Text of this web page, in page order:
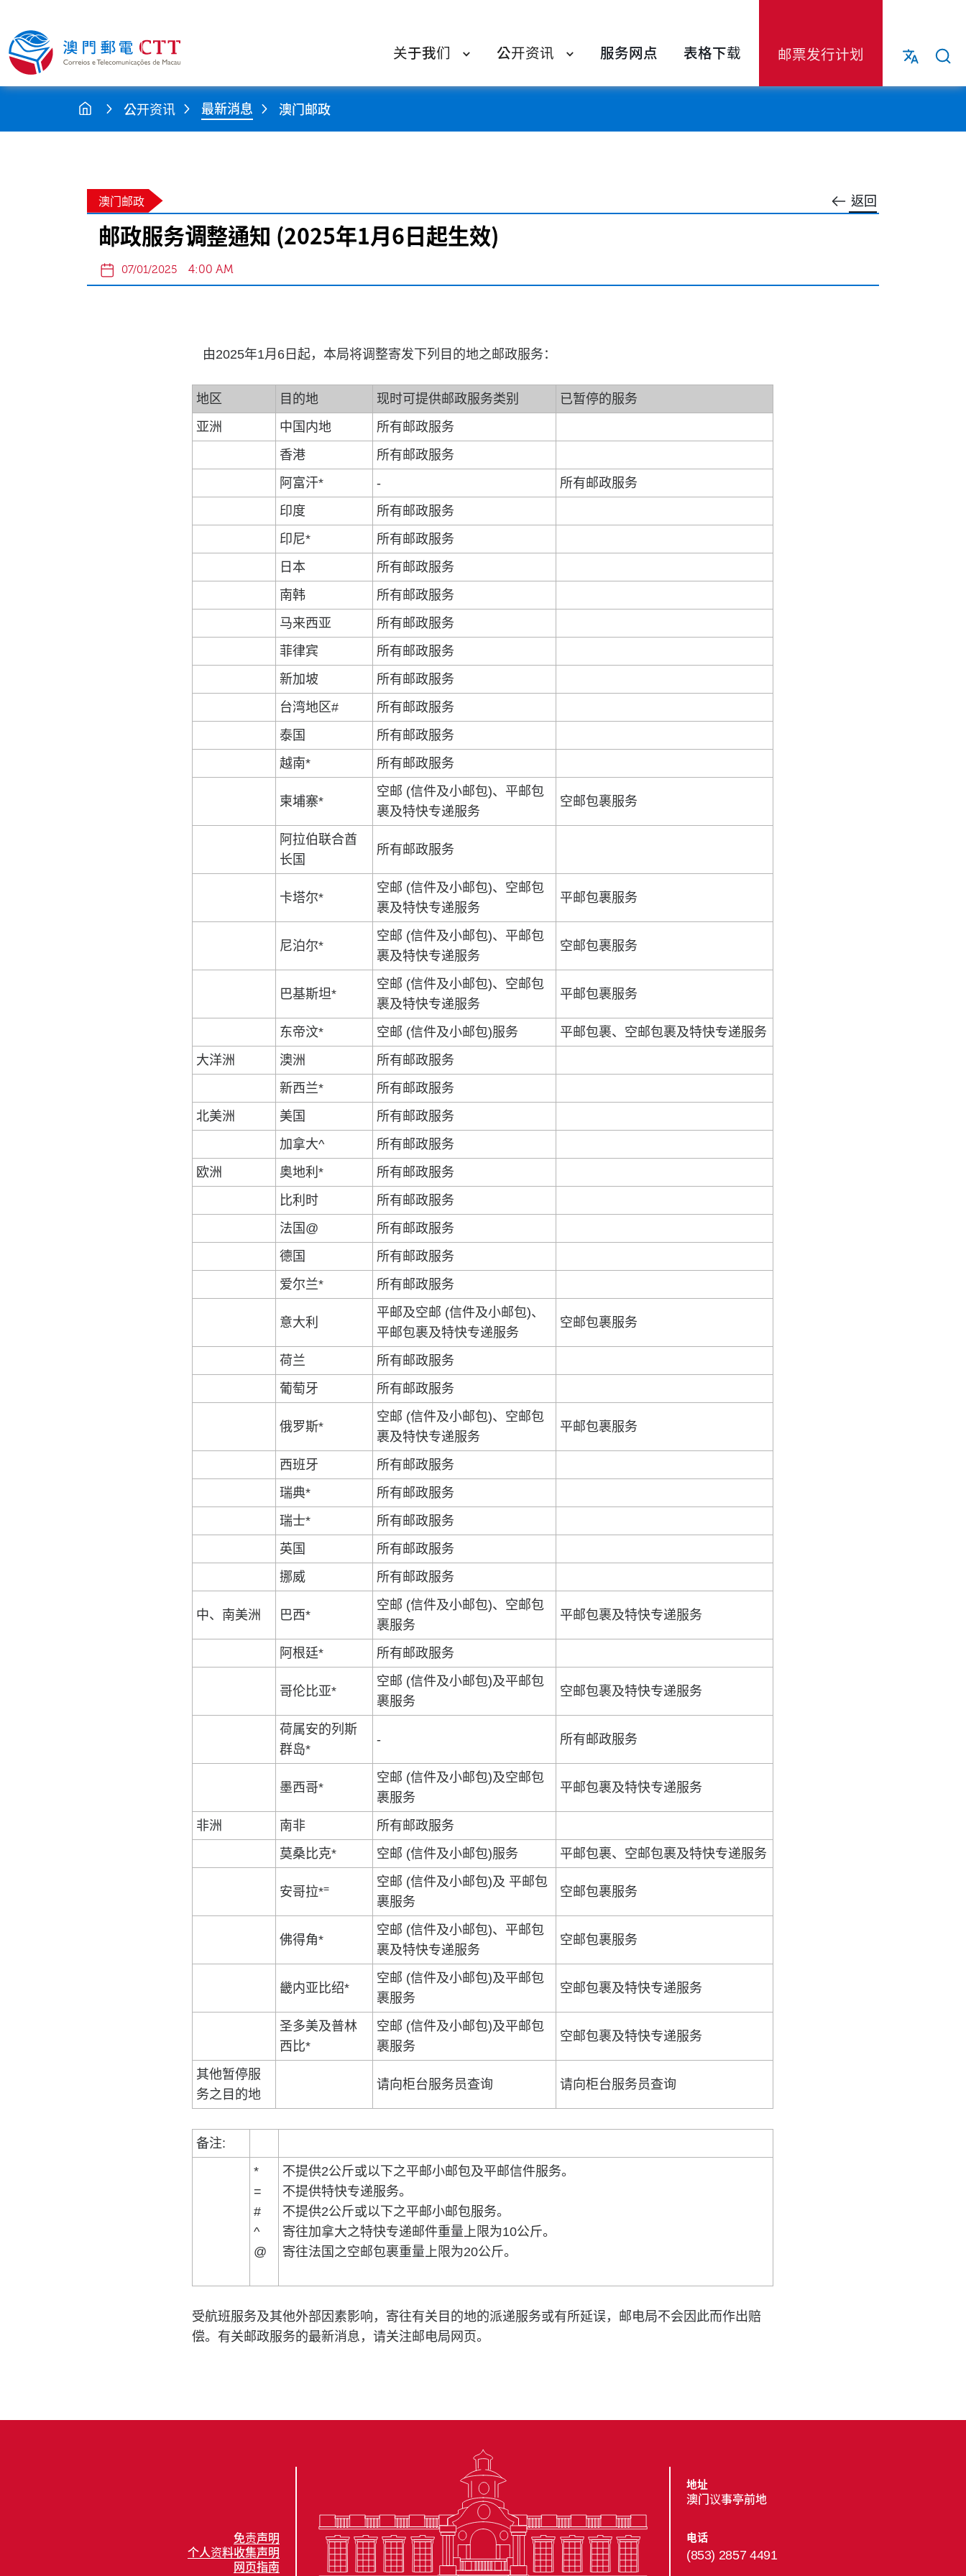
关于我们 公开资讯 服务网点 表格下载 邮票发行计划
公开资讯 最新消息 澳门邮政
返回
澳门邮政
邮政服务调整通知 (2025年1月6日起生效)
07/01/2025 4:00 AM
由2025年1月6日起，本局将调整寄发下列目的地之邮政服务：
地区 目的地 现时可提供邮政服务类别
已暂停的服务
亚洲
中国内地
所有邮政服务
香港
所有邮政服务
阿富汗*
-
所有邮政服务
印度
所有邮政服务
印尼*
所有邮政服务
日本
所有邮政服务
南韩
所有邮政服务
马来西亚
所有邮政服务
菲律宾
所有邮政服务
新加坡
所有邮政服务
台湾地区#
所有邮政服务
泰国
所有邮政服务
越南*
所有邮政服务
柬埔寨*
空邮 (信件及小邮包)、平邮包
裹及特快专递服务
空邮包裹服务
阿拉伯联合酋
长国
所有邮政服务
卡塔尔*
空邮 (信件及小邮包)、空邮包
裹及特快专递服务
平邮包裹服务
尼泊尔*
空邮 (信件及小邮包)、平邮包
裹及特快专递服务
空邮包裹服务
巴基斯坦*
空邮 (信件及小邮包)、空邮包
裹及特快专递服务
平邮包裹服务
东帝汶* 空邮 (信件及小邮包)服务
平邮包裹、空邮包裹及特快专递服务
大洋洲
澳洲
所有邮政服务
新西兰*
所有邮政服务
北美洲
美国
所有邮政服务
加拿大^
所有邮政服务
欧洲
奥地利*
所有邮政服务
比利时
所有邮政服务
法国@
所有邮政服务
德国
所有邮政服务
爱尔兰*
所有邮政服务
意大利
平邮及空邮 (信件及小邮包)、
平邮包裹及特快专递服务
空邮包裹服务
荷兰
所有邮政服务
葡萄牙
所有邮政服务
俄罗斯*
空邮 (信件及小邮包)、空邮包
裹及特快专递服务
平邮包裹服务
西班牙
所有邮政服务
瑞典*
所有邮政服务
瑞士*
所有邮政服务
英国
所有邮政服务
挪威
所有邮政服务
中、南美洲 巴西*
空邮 (信件及小邮包)、空邮包
裹服务
平邮包裹及特快专递服务
阿根廷* 所有邮政服务
哥伦比亚*
空邮 (信件及小邮包)及平邮包
裹服务
空邮包裹及特快专递服务
荷属安的列斯
群岛*
- 所有邮政服务
墨西哥*
空邮 (信件及小邮包)及空邮包
裹服务
平邮包裹及特快专递服务
非洲 南非
所有邮政服务
莫桑比克*
空邮 (信件及小邮包)服务 平邮包裹、空邮包裹及特快专递服务
安哥拉*=
空邮 (信件及小邮包)及 平邮包
裹服务
空邮包裹服务
佛得角*
空邮 (信件及小邮包)、平邮包
裹及特快专递服务
空邮包裹服务
畿内亚比绍*
空邮 (信件及小邮包)及平邮包
裹服务
空邮包裹及特快专递服务
圣多美及普林
西比*
空邮 (信件及小邮包)及平邮包
裹服务
空邮包裹及特快专递服务
其他暂停服
务之目的地
请向柜台服务员查询 请向柜台服务员查询
备注:
*
=
#
^
@
不提供2公斤或以下之平邮小邮包及平邮信件服务。
不提供特快专递服务。
不提供2公斤或以下之平邮小邮包服务。
寄往加拿大之特快专递邮件重量上限为10公斤。
寄往法国之空邮包裹重量上限为20公斤。
受航班服务及其他外部因素影响，寄往有关目的地的派递服务或有所延误，邮电局不会因此而作出赔
偿。有关邮政服务的最新消息，请关注邮电局网页。
免责声明
个人资料收集声明
网页指南
地址
澳门议事亭前地
电话
(853) 2857 4491